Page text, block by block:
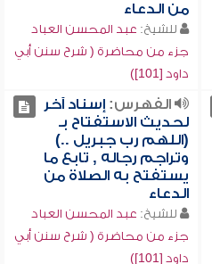
من الدعاء
للشيخ: عبد المحسن العباد
جزء من محاضرة ( شرح سنن أبي
داود [101])
الفهرس:إسناد آخر
لحديث الاستفتاح بـ
(اللهم رب جبريل ..)
وتراجم رجاله , تابع ما
يستفتح به الصلاة من
الدعاء
للشيخ: عبد المحسن العباد
جزء من محاضرة ( شرح سنن أبي
داود [101])